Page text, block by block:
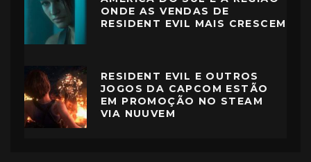
ONDE AS VENDAS DE
RESIDENT EVIL MAIS CRESCEM
RESIDENT EVIL E OUTROS
JOGOS DA CAPCOM ESTÃO
EM PROMOÇÃO NO STEAM
VIA NUUVEM